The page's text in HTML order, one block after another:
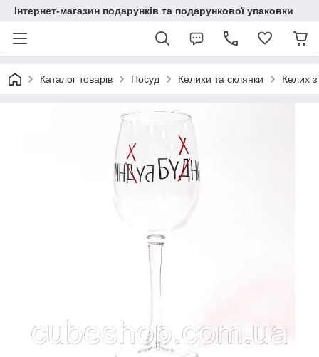
Інтернет-магазин подарунків та подарункової упаковки
Каталог товарів Посуд Келихи та склянки Келих